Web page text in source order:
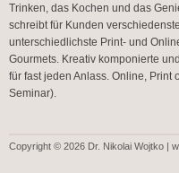
Trinken, das Kochen und das
schreibt für Kunden
unterschiedlichste Print- und
Gourmets. Kreativ komponierte
für fast jeden Anlass. Online, Print
Seminar).
Copyright © 2026 Dr. Nikolai Wojtko |